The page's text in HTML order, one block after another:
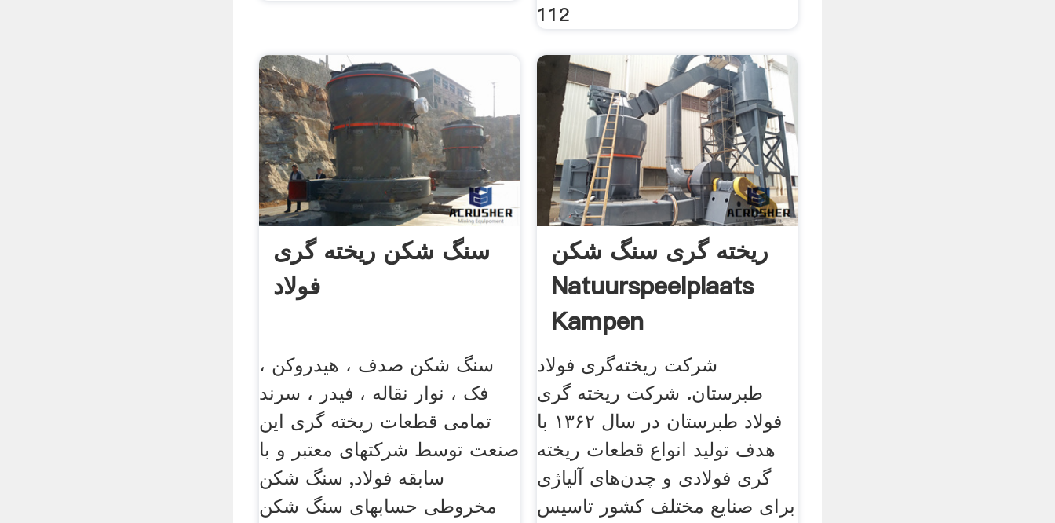
112
سنگ شکن ریخته گری
فولاد
سنگ شکن صدف ، هیدروکن ،
فک ، نوار نقاله ، فیدر ، سرند
تمامی قطعات ریخته گری این
صنعت توسط شرکتهای معتبر و با
سابقه فولاد, سنگ شکن
مخروطی حسابهای سنگ شکن
ریخته گری سنگ شکن
Natuurspeelplaats
Kampen
شرکت ریخته‌گری فولاد
طبرستان. شرکت ریخته گری
فولاد طبرستان در سال ۱۳۶۲ با
هدف تولید انواع قطعات ریخته
گری فولادی و چدن‌های آلیاژی
برای صنایع مختلف کشور تاسیس